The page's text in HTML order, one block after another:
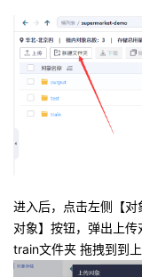
进入后，点击左侧【
对象】按钮，弹出上传
train文件夹 拖拽到到